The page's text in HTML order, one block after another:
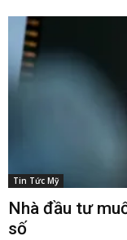
Tin Tức Mỹ
Nhà đầu tư
số